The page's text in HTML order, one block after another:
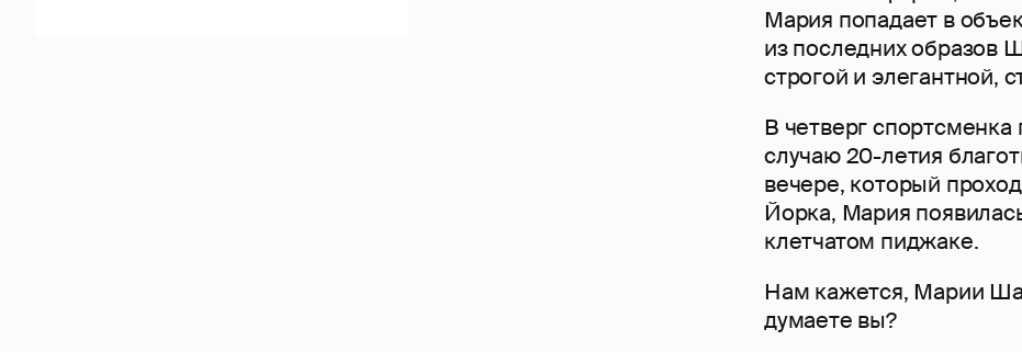
Мария попадает в
из последних образов
строгой и элегантной,
В четверг
случаю 20-летия
вечере, который
Йорка, Мария
клетчатом пиджаке.
Нам кажется, Марии
думаете вы?